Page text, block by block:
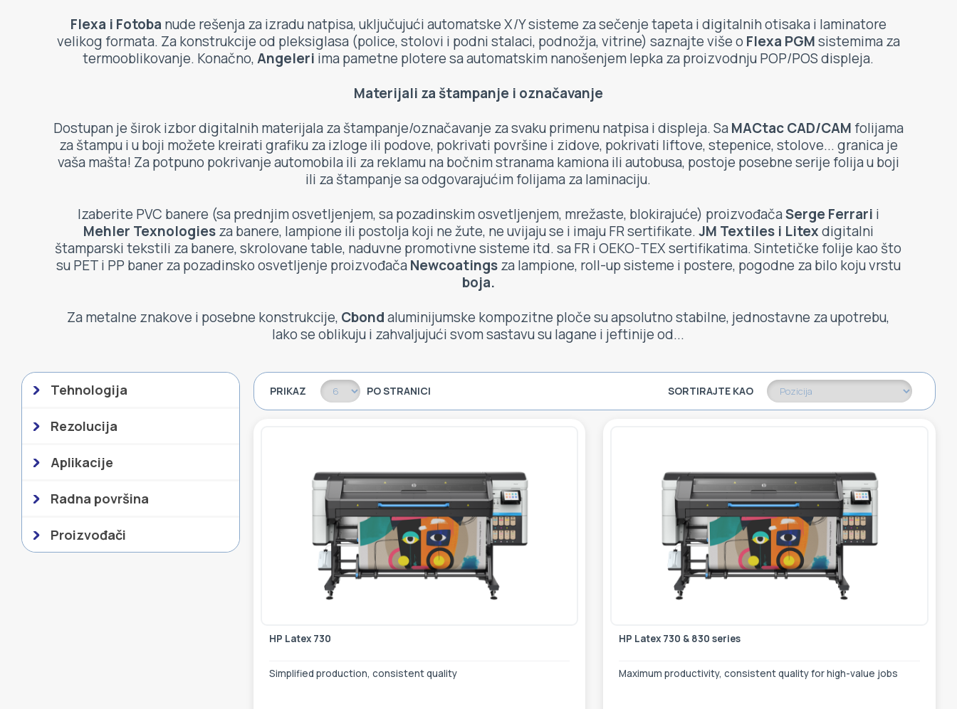
Flexa i Fotoba nude rešenja za izradu natpisa, uključujući automatske X/Y sisteme za sečenje tapeta i digitalnih otisaka i laminatore
velikog formata. Za konstrukcije od pleksiglasa (police, stolovi i podni stalaci, podnožja, vitrine) saznajte više o Flexa PGMsistemima za
termooblikovanje. Konačno,Angeleri ima pametne plotere sa automatskim nanošenjem lepka za proizvodnju POP/POS displeja.
Materijali za štampanje i označavanje
Dostupan je širok izbor digitalnih materijala za štampanje/označavanje za svaku primenu natpisa i displeja. SaMACtac CAD/CAM folijama
za štampu i u boji možete kreirati grafiku za izloge ili podove, pokrivati površine i zidove, pokrivati liftove, stepenice, stolove... granica je
vaša mašta! Za potpuno pokrivanje automobila ili za reklamu na bočnim stranama kamiona ili autobusa, postoje posebne serije folija u boji
ili za štampanje sa odgovarajućim folijama za laminaciju.
Izaberite PVC banere (sa prednjim osvetljenjem, sa pozadinskim osvetljenjem, mrežaste, blokirajuće) proizvođačaSerge Ferrari i
Mehler Texnologiesza banere, lampione ili postolja koji ne žute, ne uvijaju se i imaju FR sertifikate.JM Textiles i Litexdigitalni
štamparski tekstili za banere, skrolovane table, naduvne promotivne sisteme itd. sa FR i OEKO-TEX sertifikatima. Sintetičke folije kao što
su PET i PP baner za pozadinsko osvetljenje proizvođačaNewcoatingsza lampione, roll-up sisteme i postere, pogodne za bilo koju vrstu
boja.
Za metalne znakove i posebne konstrukcije, Cbondaluminijumske kompozitne ploče su apsolutno stabilne, jednostavne za upotrebu,
lako se oblikuju i zahvaljujući svom sastavu su lagane i jeftinije od...
Tehnologija
Rezolucija
Aplikacije
Radna površina
Proizvođači
PRIKAZ PO STRANICI SORTIRAJTE KAO
HP Latex 730
Simplified production, consistent quality
HP Latex 730 & 830 series
Maximum productivity, consistent quality for high-value jobs